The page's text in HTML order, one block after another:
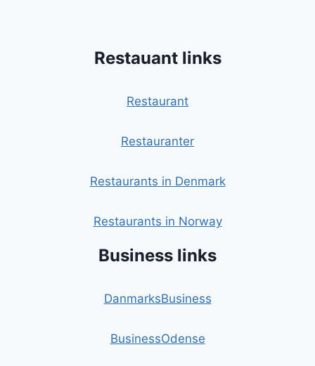
Restauant links
Restaurant
Restauranter
Restaurants in Denmark
Restaurants in Norway
Business links
DanmarksBusiness
BusinessOdense